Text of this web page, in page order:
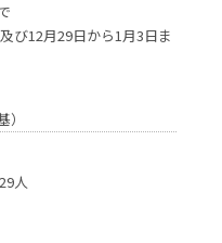
び12月29日から1月3日ま
人